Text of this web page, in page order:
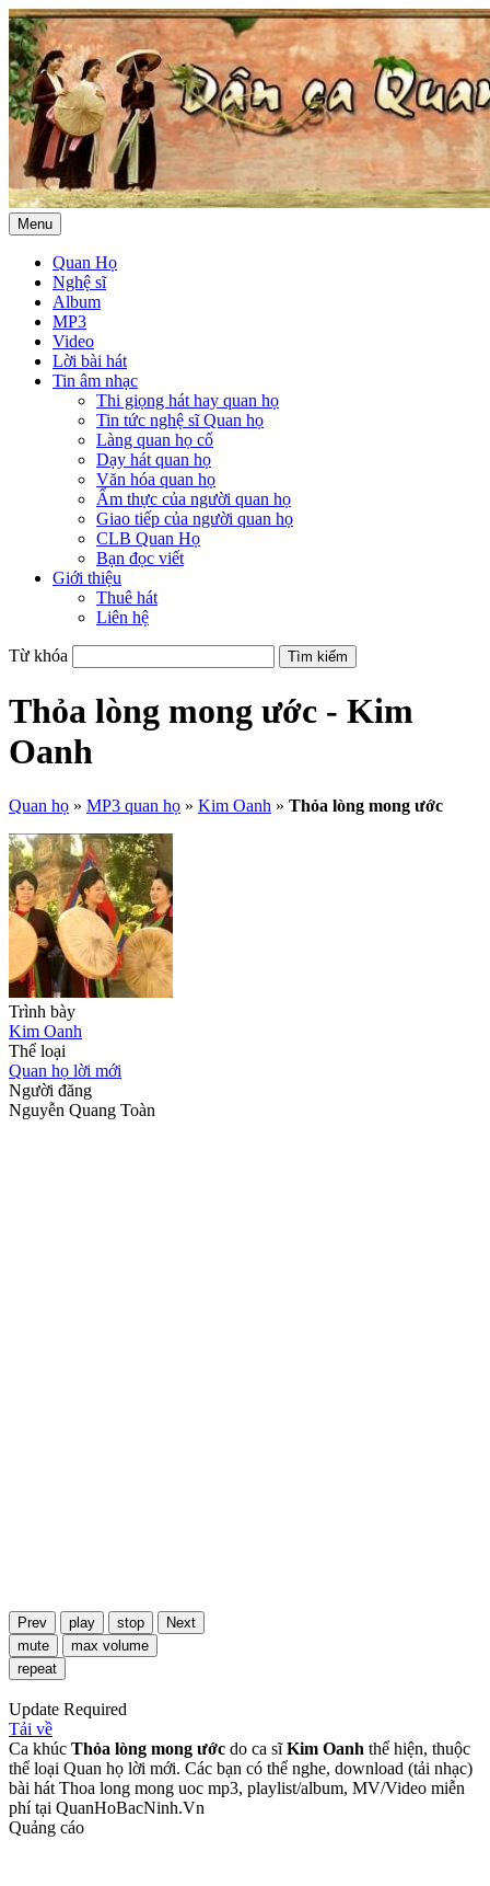
Menu
Quan Họ
Nghệ sĩ
Album
MP3
Video
Lời bài hát
Tin âm nhạc
Thi giọng hát hay quan họ
Tin tức nghệ sĩ Quan họ
Làng quan họ cổ
Dạy hát quan họ
Văn hóa quan họ
Ẩm thực của người quan họ
Giao tiếp của người quan họ
CLB Quan Họ
Bạn đọc viết
Giới thiệu
Thuê hát
Liên hệ
Từ khóa
Thỏa lòng mong ước - Kim
Oanh
Quan họ » MP3 quan họ » Kim Oanh » Thỏa lòng mong ước
Trình bày
Kim Oanh
Thể loại
Quan họ lời mới
Người đăng
Nguyễn Quang Toàn
Prev play stop
Next
mute
max volume
repeat
Update Required
Tải về
Ca khúc Thỏa lòng mong ước do ca sĩKim Oanh thể hiện, thuộc
thể loại Quan họ lời mới. Các bạn có thể nghe, download (tải nhạc)
bài hát Thoa long mong uoc mp3, playlist/album, MV/Video miễn
phí tại QuanHoBacNinh.Vn
Quảng cáo